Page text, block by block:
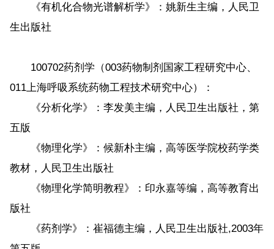
《有机化合物光谱解析学》：姚新生主编，人民卫
生出版社
100702药剂学（003药物制剂国家工程研究中心、
011上海呼吸系统药物工程技术研究中心）：
《分析化学》：李发美主编，人民卫生出版社，第
五版
《物理化学》：候新朴主编，高等医学院校药学类
教材，人民卫生出版社
《物理化学简明教程》：印永嘉等编，高等教育出
版社
《药剂学》：崔福德主编，人民卫生出版社,2003年